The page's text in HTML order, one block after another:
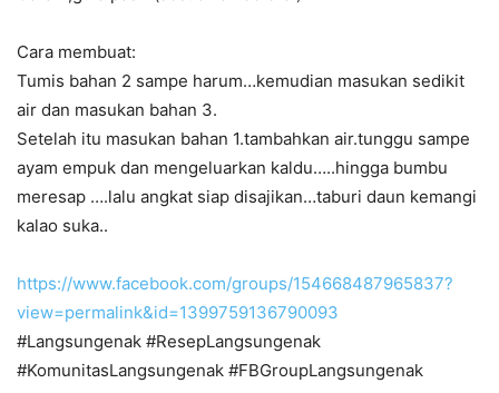
Cara membuat:
Tumis bahan 2 sampe harum…kemudian masukan sedikit
air dan masukan bahan 3.
Setelah itu masukan bahan 1.tambahkan air.tunggu sampe
ayam empuk dan mengeluarkan kaldu…..hingga bumbu
meresap ….lalu angkat siap disajikan…taburi daun kemangi
kalao suka..
https://www.facebook.com/groups/154668487965837?
view=permalink&id=1399759136790093
#Langsungenak #ResepLangsungenak
#KomunitasLangsungenak #FBGroupLangsungenak